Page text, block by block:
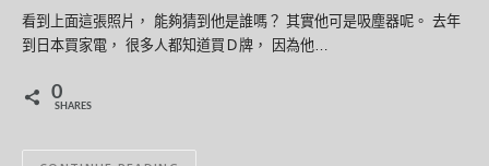
看到上面這張照片， 能夠猜到他是誰嗎？ 其實他可是吸塵器呢。 去年
到日本買家電， 很多人都知道買Ｄ牌， 因為他…
0
SHARES